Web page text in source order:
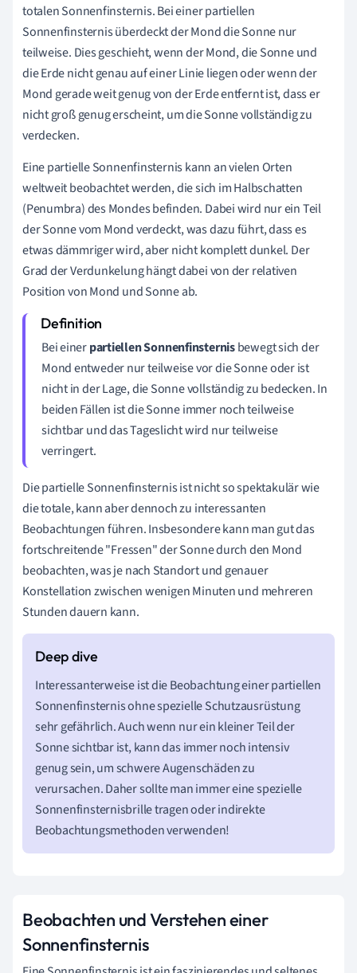
totalen Sonnenfinsternis. Bei einer partiellen
Sonnenfinsternis überdeckt der Mond die Sonne nur
teilweise. Dies geschieht, wenn der Mond, die Sonne und
die Erde nicht genau auf einer Linie liegen oder wenn der
Mond gerade weit genug von der Erde entfernt ist, dass er
nicht groß genug erscheint, um die Sonne vollständig zu
verdecken.
Eine partielle Sonnenfinsternis kann an vielen Orten
weltweit beobachtet werden, die sich im Halbschatten
(Penumbra) des Mondes befinden. Dabei wird nur ein Teil
der Sonne vom Mond verdeckt, was dazu führt, dass es
etwas dämmriger wird, aber nicht komplett dunkel. Der
Grad der Verdunkelung hängt dabei von der relativen
Position von Mond und Sonne ab.
Bei einerpartiellen Sonnenfinsternisbewegt sich der
Mond entweder nur teilweise vor die Sonne oder ist
nicht in der Lage, die Sonne vollständig zu bedecken. In
beiden Fällen ist die Sonne immer noch teilweise
sichtbar und das Tageslicht wird nur teilweise
verringert.
Die partielle Sonnenfinsternis ist nicht so spektakulär wie
die totale, kann aber dennoch zu interessanten
Beobachtungen führen. Insbesondere kann man gut das
fortschreitende "Fressen" der Sonne durch den Mond
beobachten, was je nach Standort und genauer
Konstellation zwischen wenigen Minuten und mehreren
Stunden dauern kann.
Interessanterweise ist die Beobachtung einer partiellen
Sonnenfinsternis ohne spezielle Schutzausrüstung
sehr gefährlich. Auch wenn nur ein kleiner Teil der
Sonne sichtbar ist, kann das immer noch intensiv
genug sein, um schwere Augenschäden zu
verursachen. Daher sollte man immer eine spezielle
Sonnenfinsternisbrille tragen oder indirekte
Beobachtungsmethoden verwenden!
Beobachten und Verstehen einer
Sonnenfinsternis